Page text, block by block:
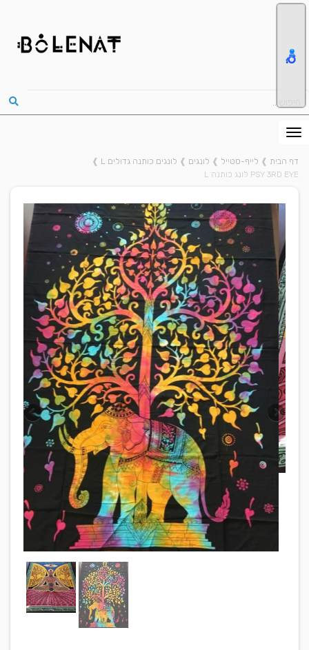
דף הבית ❱ לייף-סטייל ❱ לונגים ❱ לונגים כותנה גדולים L
❱
PSY 3RD EYE לונג כותנה L